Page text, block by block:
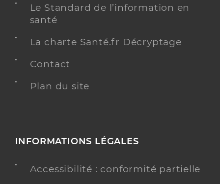
Le Standard de l’information en
santé
La charte Santé.fr Décryptage
Contact
Plan du site
INFORMATIONS LÉGALES
Accessibilité : conformité partielle